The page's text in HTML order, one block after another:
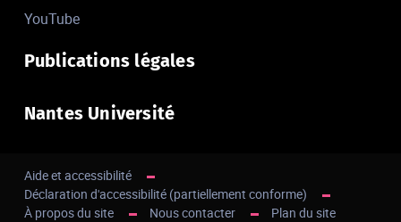
YouTube
Publications légales
Nantes Université
Aide et accessibilité
Déclaration d'accessibilité (partiellement conforme)
À propos du site
Nous contacter Plan du site